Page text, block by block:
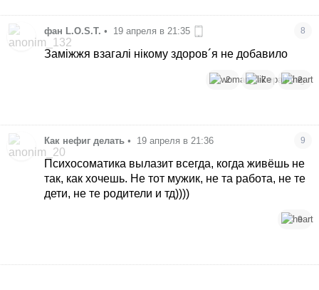
фан L.O.S.T. • 19 апреля в 21:35 8
Заміжжя взагалі нікому здоров´я не добавило
2 7 2
Как нефиг делать • 19 апреля в 21:36 9
Психосоматика вылазит всегда, когда живёшь не
так, как хочешь. Не тот мужик, не та работа, не те
дети, не те родители и тд))))
9